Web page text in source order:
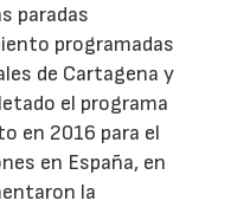
paradas
programadas
de Cartagena y
el programa
en 2016 para el
en España, en
la